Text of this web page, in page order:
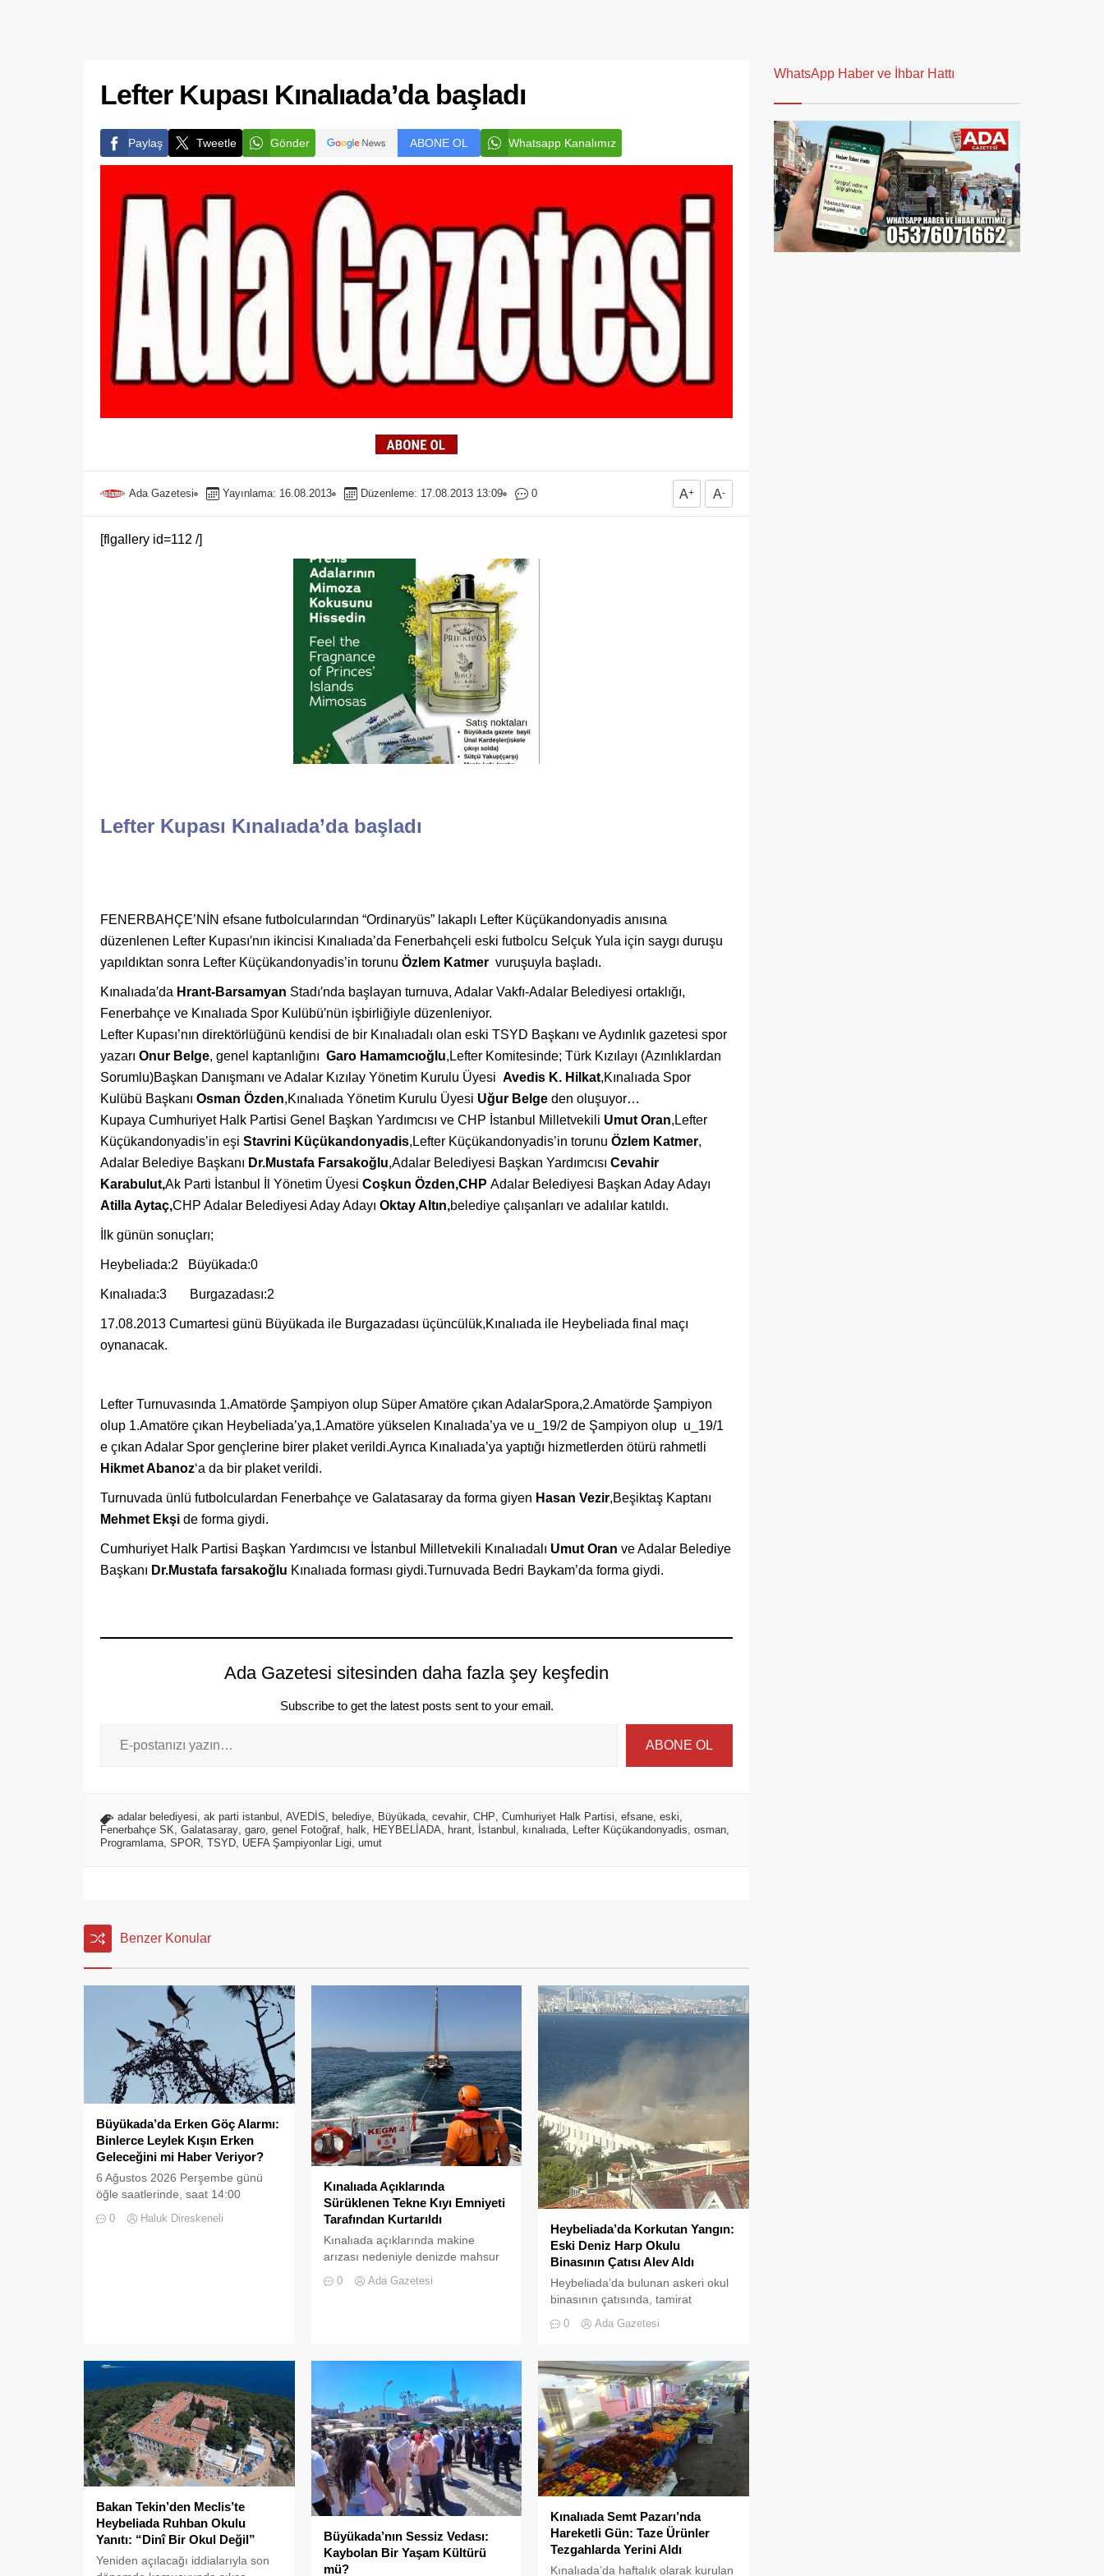
Lefter Kupası Kınalıada’da başladı
Paylaş Tweetle Gönder ABONE OL Whatsapp Kanalımız
Ada Gazetesi Yayınlama: 16.08.2013 Düzenleme: 17.08.2013 13:09 0 A+ A-
[flgallery id=112 /]
Lefter Kupası Kınalıada’da başladı
FENERBAHÇE’NİN efsane futbolcularından “Ordinaryüs” lakaplı Lefter Küçükandonyadis anısına
düzenlenen Lefter Kupası′nın ikincisi Kınalıada’da Fenerbahçeli eski futbolcu Selçuk Yula için saygı duruşu
yapıldıktan sonra Lefter Küçükandonyadis’in torunu Özlem Katmer vuruşuyla başladı.
Kınalıada′da Hrant-Barsamyan Stadı′nda başlayan turnuva, Adalar Vakfı-Adalar Belediyesi ortaklığı,
Fenerbahçe ve Kınalıada Spor Kulübü′nün işbirliğiyle düzenleniyor.
Lefter Kupası’nın direktörlüğünü kendisi de bir Kınalıadalı olan eski TSYD Başkanı ve Aydınlık gazetesi spor
yazarı Onur Belge, genel kaptanlığını Garo Hamamcıoğlu,Lefter Komitesinde; Türk Kızılayı (Azınlıklardan
Sorumlu)Başkan Danışmanı ve Adalar Kızılay Yönetim Kurulu Üyesi Avedis K. Hilkat,Kınalıada Spor
Kulübü Başkanı Osman Özden,Kınalıada Yönetim Kurulu Üyesi Uğur Belge den oluşuyor…
Kupaya Cumhuriyet Halk Partisi Genel Başkan Yardımcısı ve CHP İstanbul Milletvekili Umut Oran,Lefter
Küçükandonyadis’in eşi Stavrini Küçükandonyadis,Lefter Küçükandonyadis’in torunu Özlem Katmer,
Adalar Belediye Başkanı Dr.Mustafa Farsakoğlu,Adalar Belediyesi Başkan Yardımcısı Cevahir
Karabulut,Ak Parti İstanbul İl Yönetim Üyesi Coşkun Özden,CHP Adalar Belediyesi Başkan Aday Adayı
Atilla Aytaç,CHP Adalar Belediyesi Aday Adayı Oktay Altın,belediye çalışanları ve adalılar katıldı.
İlk günün sonuçları;
Heybeliada:2 Büyükada:0
Kınalıada:3 Burgazadası:2
17.08.2013 Cumartesi günü Büyükada ile Burgazadası üçüncülük,Kınalıada ile Heybeliada final maçı
oynanacak.
Lefter Turnuvasında 1.Amatörde Şampiyon olup Süper Amatöre çıkan AdalarSpora,2.Amatörde Şampiyon
olup 1.Amatöre çıkan Heybeliada’ya,1.Amatöre yükselen Kınalıada’ya ve u_19/2 de Şampiyon olup u_19/1
e çıkan Adalar Spor gençlerine birer plaket verildi.Ayrıca Kınalıada’ya yaptığı hizmetlerden ötürü rahmetli
Hikmet Abanoz‘a da bir plaket verildi.
Turnuvada ünlü futbolculardan Fenerbahçe ve Galatasaray da forma giyen Hasan Vezir,Beşiktaş Kaptanı
Mehmet Ekşi de forma giydi.
Cumhuriyet Halk Partisi Başkan Yardımcısı ve İstanbul Milletvekili Kınalıadalı Umut Oran ve Adalar Belediye
Başkanı Dr.Mustafa farsakoğlu Kınalıada forması giydi.Turnuvada Bedri Baykam’da forma giydi.
Ada Gazetesi sitesinden daha fazla şey keşfedin
Subscribe to get the latest posts sent to your email.
ABONE OL
adalar belediyesi, ak parti istanbul , AVEDİS, belediye, Büyükada, cevahir, CHP, Cumhuriyet Halk Partisi, efsane, eski,
Fenerbahçe SK, Galatasaray, garo, genel Fotoğraf, halk, HEYBELİADA, hrant, İstanbul , kınalıada, Lefter Küçükandonyadis, osman,
Programlama, SPOR, TSYD, UEFA Şampiyonlar Ligi, umut
Benzer Konular
Büyükada’da Erken Göç Alarmı:
Binlerce Leylek Kışın Erken
Geleceğini mi Haber Veriyor?
6 Ağustos 2026 Perşembe günü
öğle saatlerinde, saat 14:00
sularında Büyükada semalarında
doğanın en görkemli görsel
0 Haluk Direskeneli
Kınalıada Açıklarında
Sürüklenen Tekne Kıyı Emniyeti
Tarafından Kurtarıldı
Kınalıada açıklarında makine
arızası nedeniyle denizde mahsur
Müdürlüğü (KEGM) ekiplerinin
0 Ada Gazetesi
Heybeliada’da Korkutan Yangın:
Eski Deniz Harp Okulu
Binasının Çatısı Alev Aldı
Heybeliada’da bulunan askeri okul
binasının çatısında, tamirat
Gökyüzünü kaplayan yoğun duman
ekipleri yangına hızla müdahale
etti.
0 Ada Gazetesi
Bakan Tekin’den Meclis’te
Heybeliada Ruhban Okulu
Yanıtı: “Dinî Bir Okul Değil”
Yeniden açılacağı iddialarıyla son
Büyükada’nın Sessiz Vedası:
Kaybolan Bir Yaşam Kültürü
mü?
Kınalıada Semt Pazarı’nda
Hareketli Gün: Taze Ürünler
Tezgahlarda Yerini Aldı
Kınalıada’da haftalık olarak kurulan
WhatsApp Haber ve İhbar Hattı